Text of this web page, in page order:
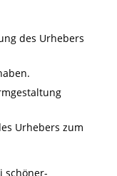
des Urhebers
Urhebers zum